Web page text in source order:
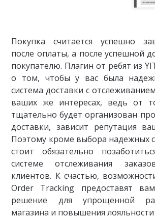
Покупка считается успешно
после оплаты, а после успешной
покупателю. Плагин от ребят из
о том, чтобы у вас была
система доставки с
ваших же интересах, ведь от
тщательно будет организован
доставки, зависит репутация
Поэтому кроме выбора надежных
стоит обязательно
системе отслеживания
клиентов. К счастью,
Order Tracking предоставят
решение для упрощенной
магазина и повышения